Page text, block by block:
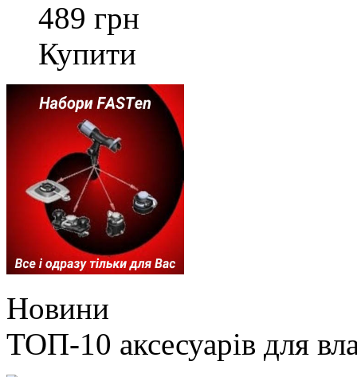
489 грн
Купити
Новини
ТОП-10 аксесуарів для